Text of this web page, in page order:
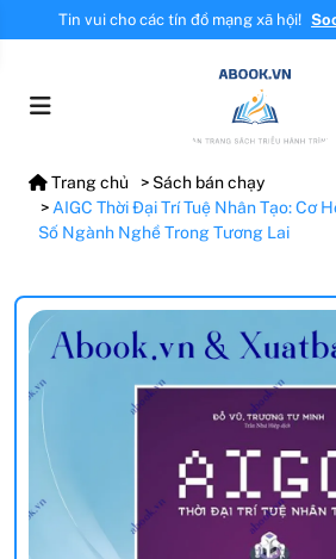
Tin vui cho các tín đồ mạng xã hội!
tác mới, cung cấp dịch vụ tăng tương
Trang chủ
Sách bán chạy
AIGC Thời Đại Trí Tuệ Nhân Tạo: Cơ
Số Ngành Nghề Trong Tương Lai